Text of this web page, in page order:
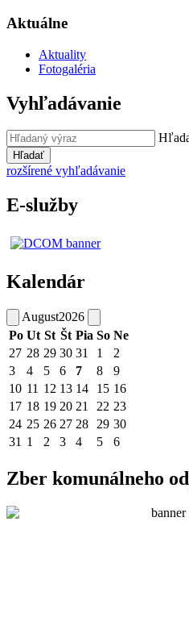
Aktuálne
Aktuality
Fotogaléria
Vyhľadávanie
Hľadať
rozšírené vyhľadávanie
E-služby
Kalendár
August2026
Po Ut St Št Pia So Ne
27 28 29 30 31 1
2
3
4 5 6 7 8
9
10 11 12 13 14 15 16
17 18 19 20 21 22 23
24 25 26 27 28 29 30
31 1 2 3 4 5 6
Zber komunálneho